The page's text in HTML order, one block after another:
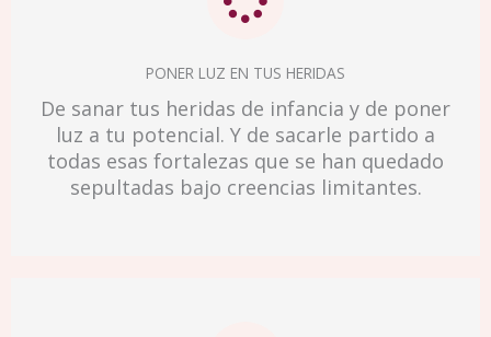
PONER LUZ EN TUS HERIDAS
De sanar tus heridas de infancia y de poner
luz a tu potencial. Y de sacarle partido a
todas esas fortalezas que se han quedado
sepultadas bajo creencias limitantes.